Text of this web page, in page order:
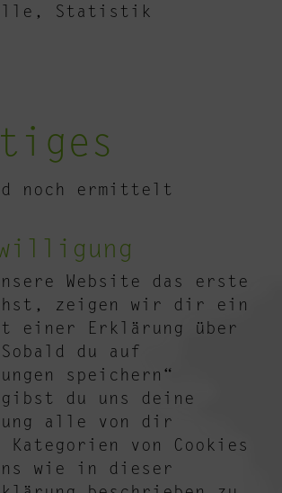
Statistik
noch ermittelt
Website das erste
zeigen wir dir ein
einer Erklärung über
du auf
speichern“
du uns deine
alle von dir
Kategorien von Cookies
wie in dieser